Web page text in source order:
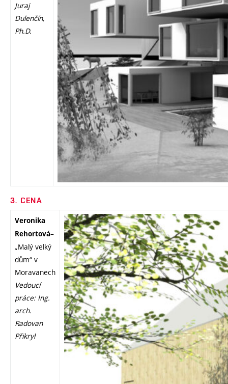
Juraj
Dulenčín,
Ph.D.
3. CENA
Veronika
Rehortová–
„Malý velký
dům“ v
Moravanech
Vedoucí
práce: Ing.
arch.
Radovan
Přikryl